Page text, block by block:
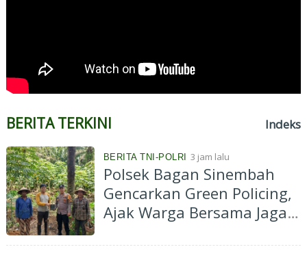
BERITA TERKINI Indeks
BERITA TNI-POLRI 3 jam lalu
Polsek Bagan Sinembah
Gencarkan Green Policing,
Ajak Warga Bersama Jaga